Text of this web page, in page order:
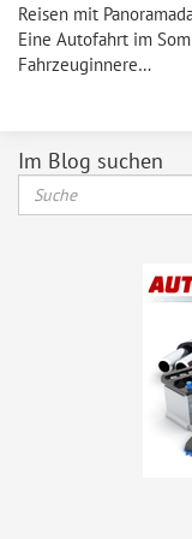
Reisen mit
Eine Autofahrt im
Fahrzeuginnere…
Im Blog suchen
Suche